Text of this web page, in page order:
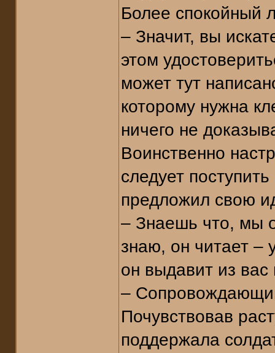
Более спокойный
– Значит, вы
этом
может тут
которому нужна
ничего не
Воинственно
следует
предложил свою
– Знаешь что, мы
знаю, он читает –
он выдавит из
–
Почувствовав
поддержала